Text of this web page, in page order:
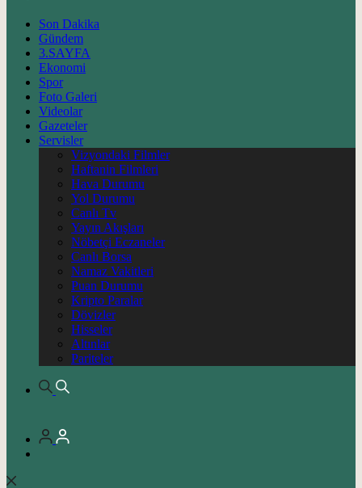
Son Dakika
Gündem
3.SAYFA
Ekonomi
Spor
Foto Galeri
Videolar
Gazeteler
Servisler
Vizyondaki Filmler
Haftanin Filmleri
Hava Durumu
Yol Durumu
Canlı Tv
Yayın Akışları
Nöbetçi Eczaneler
Canlı Borsa
Namaz Vakitleri
Puan Durumu
Kripto Paralar
Dövizler
Hisseler
Altınlar
Pariteler